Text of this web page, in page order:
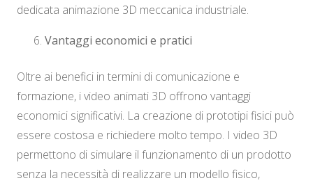
dedicata animazione 3D meccanica industriale.
Vantaggi economici e pratici
Oltre ai benefici in termini di comunicazione e
formazione, i video animati 3D offrono vantaggi
economici significativi. La creazione di prototipi fisici può
essere costosa e richiedere molto tempo. I video 3D
permettono di simulare il funzionamento di un prodotto
senza la necessità di realizzare un modello fisico,